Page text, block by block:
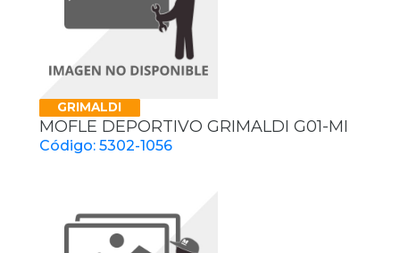
GRIMALDI
MOFLE DEPORTIVO GRIMALDI G01-MI
Código: 5302-1056